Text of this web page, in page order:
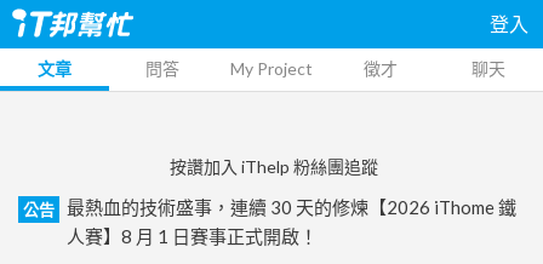
登入
文章 問答 My Project 徵才 聊天
按讚加入 iThelp 粉絲團追蹤
公告
最熱血的技術盛事，連續 30 天的修煉【2026 iThome 鐵
人賽】8 月 1 日賽事正式開啟！